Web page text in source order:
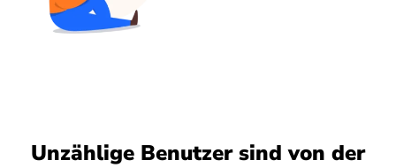
Unzählige Benutzer sind von der